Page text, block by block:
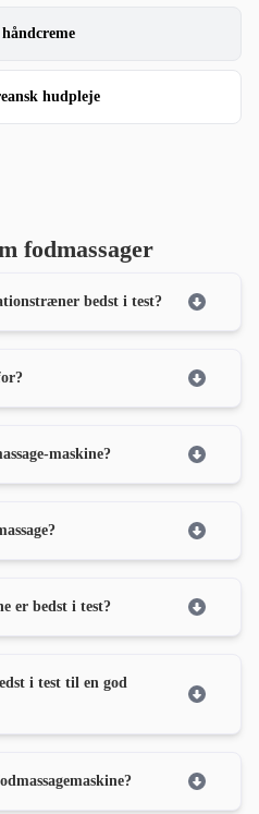
håndcreme
hudpleje
fodmassager
bedst i test?
maskine?
er bedst i test?
i test til en god